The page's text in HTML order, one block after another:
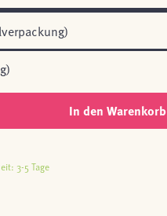
In den Warenkorb
3-5 Tage